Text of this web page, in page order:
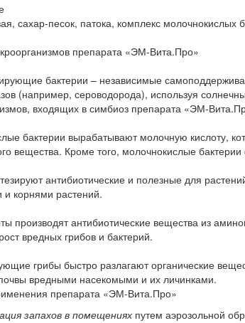
сахар-песок, патока, комплекс
препарата «ЭМ-Вита.Про»
бактерии – независимые
(например, сероводорода), используя
входящих в симбиоз препарата «ЭМ-
бактерии вырабатывают молочную кислоту,
вещества. Кроме того, молочнокислые
антибиотические и полезные для
и корнями растений.
производят антибиотические вещества из
вредных грибов и бактерий.
грибы быстро разлагают органические
вредными насекомыми и их личинками.
препарата «ЭМ-Вита.Про»
запахов в помещениях путем аэрозольной